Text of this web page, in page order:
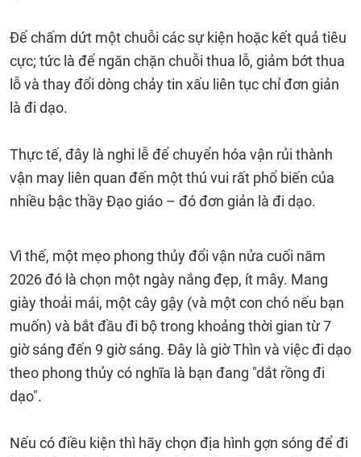
Để chấm dứt một chuỗi các sự kiện hoặc kết quả tiêu
cực; tức là để ngăn chặn chuỗi thua lỗ, giảm bớt thua
lỗ và thay đổi dòng chảy tin xấu liên tục chỉ đơn giản
là đi dạo.
Thực tế, đây là nghi lễ để chuyển hóa vận rủi thành
vận may liên quan đến một thú vui rất phổ biến của
nhiều bậc thầy Đạo giáo – đó đơn giản là đi dạo.
Vì thế, một mẹo phong thủy đổi vận nửa cuối năm
2026 đó là chọn một ngày nắng đẹp, ít mây. Mang
giày thoải mái, một cây gậy (và một con chó nếu bạn
muốn) và bắt đầu đi bộ trong khoảng thời gian từ 7
giờ sáng đến 9 giờ sáng. Đây là giờ Thìn và việc đi dạo
theo phong thủy có nghĩa là bạn đang "dắt rồng đi
dạo".
Nếu có điều kiện thì hãy chọn địa hình gợn sóng để đi